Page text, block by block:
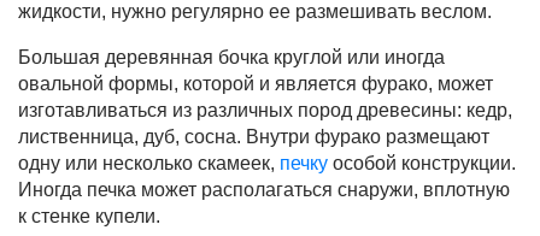
жидкости, нужно регулярно ее размешивать веслом.
Большая деревянная бочка круглой или иногда
овальной формы, которой и является фурако, может
изготавливаться из различных пород древесины: кедр,
лиственница, дуб, сосна. Внутри фурако размещают
одну или несколько скамеек, печку особой конструкции.
Иногда печка может располагаться снаружи, вплотную
к стенке купели.